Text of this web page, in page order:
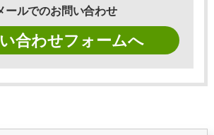
ールでのお問い合わせ
合わせフォームへ